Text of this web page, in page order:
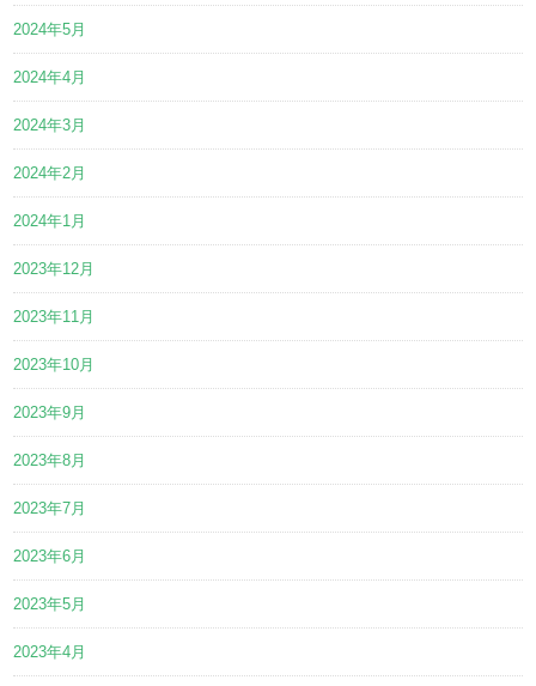
2024年5月
2024年4月
2024年3月
2024年2月
2024年1月
2023年12月
2023年11月
2023年10月
2023年9月
2023年8月
2023年7月
2023年6月
2023年5月
2023年4月